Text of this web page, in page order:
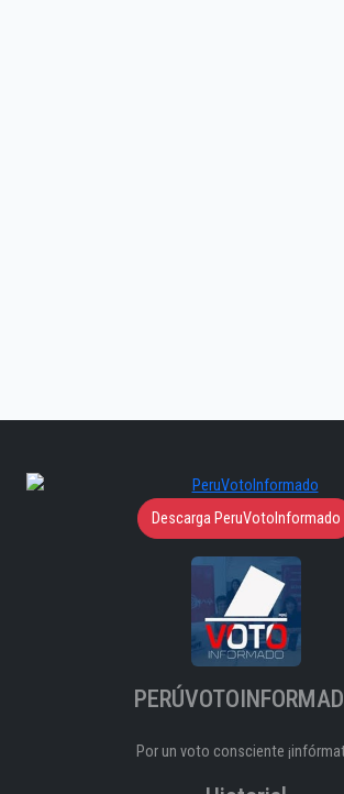
Descarga PeruVotoInformado
Por un voto consciente